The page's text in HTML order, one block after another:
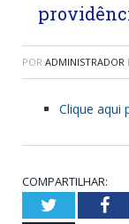
POR ADMINISTRADOR
Clique aqui
COMPARTILHAR:
Twitter